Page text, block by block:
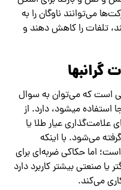
می‌توانند ناوگان را به
تلفات را کاهش دهند و
است که می‌توان به سوال
استفاده میشود، دارد. از
علامت‌گذاری عیار طلا یا
می‌شود. با اینکه
اما حکاکی ضربه‌ای برای
یا صنعتی بیشتر کاربرد دارد
می‌کند.